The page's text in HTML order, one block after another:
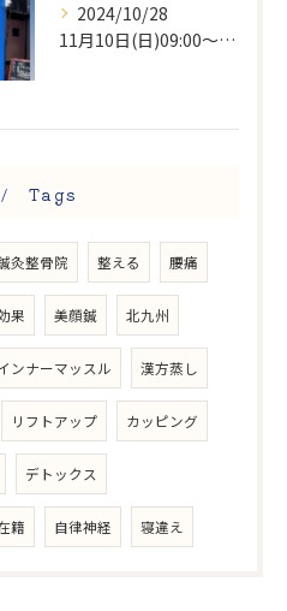
2024/10/28
11月10日(日)09:00〜13:00迄
Tags
灸整骨院 整える 腰痛
果 美顔鍼 北九州
ンナーマッスル 漢方蒸し
リフトアップ カッピング
デトックス
籍 自律神経 寝違え